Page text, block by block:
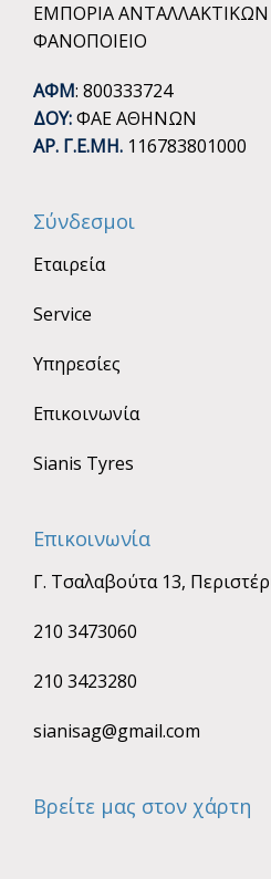
ΕΜΠΟΡΙΑ ΑΝΤΑΛΛΑΚΤΙΚΩΝ
ΦΑΝΟΠΟΙΕΙΟ
ΑΦΜ: 800333724
ΔΟΥ:ΦΑΕ ΑΘΗΝΩΝ
ΑΡ. Γ.Ε.ΜΗ. 116783801000
Σύνδεσμοι
Εταιρεία
Service
Υπηρεσίες
Επικοινωνία
Sianis Tyres
Επικοινωνία
Γ. Τσαλαβούτα 13,
210 3473060
210 3423280
sianisag@gmail.com
Βρείτε μας στον χάρτη